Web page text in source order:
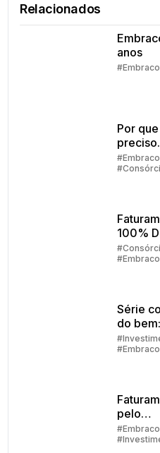
Relacionados
anos
Por
preciso
alguns
100%
Como
Tudo
Série
do
como
pelo
passo